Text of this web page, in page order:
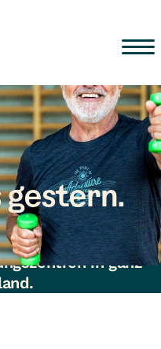
unseren Kliniken,
und
in ganz